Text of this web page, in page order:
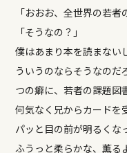
「おおお、全世界の若者
「そうなの？」
僕はあまり本を読まない
ういうのならそうなのだ
つの癖に、若者の課題図
何気なく兄からカードを
パッと目の前が明るくな
ふうっと柔らかな、薫る